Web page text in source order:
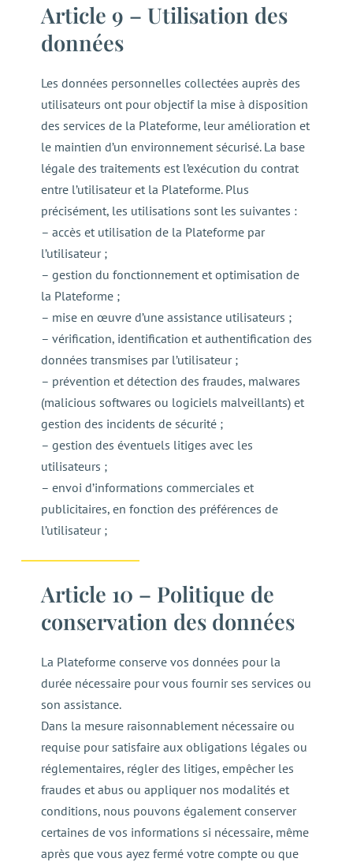
Article 9 – Utilisation des
données
Les données personnelles collectées auprès des
utilisateurs ont pour objectif la mise à disposition
des services de la Plateforme, leur amélioration et
le maintien d’un environnement sécurisé. La base
légale des traitements est l’exécution du contrat
entre l’utilisateur et la Plateforme. Plus
précisément, les utilisations sont les suivantes :
– accès et utilisation de la Plateforme par
l’utilisateur ;
– gestion du fonctionnement et optimisation de
la Plateforme ;
– mise en œuvre d’une assistance utilisateurs ;
– vérification, identification et authentification des
données transmises par l’utilisateur ;
– prévention et détection des fraudes, malwares
(malicious softwares ou logiciels malveillants) et
gestion des incidents de sécurité ;
– gestion des éventuels litiges avec les
utilisateurs ;
– envoi d’informations commerciales et
publicitaires, en fonction des préférences de
l’utilisateur ;
Article 10 – Politique de
conservation des données
La Plateforme conserve vos données pour la
durée nécessaire pour vous fournir ses services ou
son assistance.
Dans la mesure raisonnablement nécessaire ou
requise pour satisfaire aux obligations légales ou
réglementaires, régler des litiges, empêcher les
fraudes et abus ou appliquer nos modalités et
conditions, nous pouvons également conserver
certaines de vos informations si nécessaire, même
après que vous ayez fermé votre compte ou que